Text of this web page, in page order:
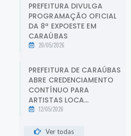
PREFEITURA DIVULGA
PROGRAMAÇÃO OFICIAL
DA 8ª EXPOESTE EM
CARAÚBAS
20/05/2026
PREFEITURA DE CARAÚBAS
ABRE CREDENCIAMENTO
CONTÍNUO PARA
ARTISTAS LOCA...
12/05/2026
Ver todas